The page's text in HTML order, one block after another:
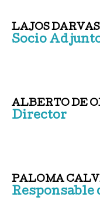
LAJOS DARVAS
Socio
ALBERTO DE
Director
PALOMA
Responsable